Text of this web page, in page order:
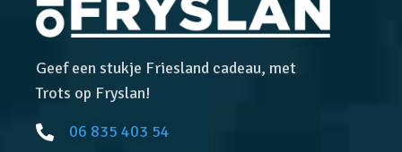
Geef een stukje Friesland cadeau, met
Trots op Fryslan!
06 835 403 54